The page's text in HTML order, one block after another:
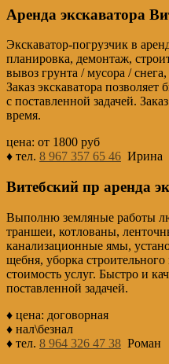
Аренда экскаватора
Экскаватор-погрузчик в
планировка, демонтаж,
вывоз грунта / мусора /
Заказ экскаватора позволяет
с поставленной задачей.
время.
цена: от 1800 руб
♦ тел. 8 967 357 65 46 Ирина
Витебский пр аренда
Выполню земляные работы
траншеи, котлованы,
канализационные ямы,
щебня, уборка
стоимость услуг. Быстро и
поставленной задачей.
♦ цена: договорная
♦ нал\безнал
♦ тел. 8 964 326 47 38 Роман